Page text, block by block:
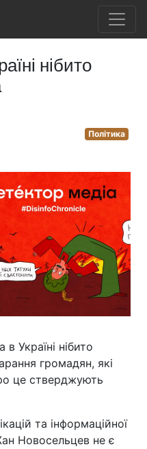
нібито
Політика
Україні нібито
громадян, які
це стверджують
та інформаційної
Новосельцев не є